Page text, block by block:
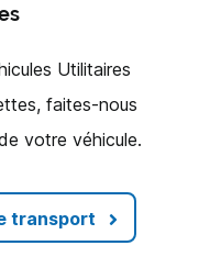
Utilitaires
faites-nous
votre véhicule.
transport